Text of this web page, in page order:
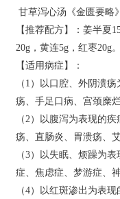
甘草泻心汤《金匮要略》
【推荐配方】：姜半夏
20g，黄连5g，红枣20g。
【适用病症】：
（1）以口腔、外阴溃
疡、手足口病、宫颈糜
（2）以腹泻为表现的
疡、直肠炎、胃溃疡、艾
（3）以失眠、烦躁为
症、焦虑症、梦游症、
（4）以红斑渗出为表